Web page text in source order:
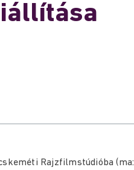
Rajzfilmstúdióba (ma: